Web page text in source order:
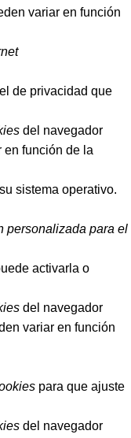
variar en función
de privacidad que
del navegador
en función de la
sistema operativo.
personalizada para el
activarla o
del navegador
variar en función
para que ajuste
del navegador